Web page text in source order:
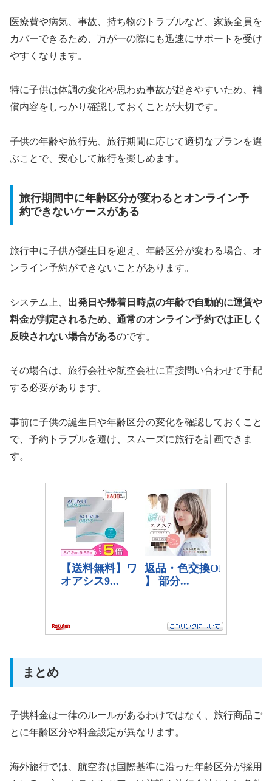
医療費や病気、事故、持ち物のトラブルなど、家族全員を
カバーできるため、万が一の際にも迅速にサポートを受け
やすくなります。
特に子供は体調の変化や思わぬ事故が起きやすいため、補
償内容をしっかり確認しておくことが大切です。
子供の年齢や旅行先、旅行期間に応じて適切なプランを選
ぶことで、安心して旅行を楽しめます。
旅行期間中に年齢区分が変わるとオンライン予
約できないケースがある
旅行中に子供が誕生日を迎え、年齢区分が変わる場合、オ
ンライン予約ができないことがあります。
システム上、 出発日や帰着日時点の年齢で自動的に運賃や
料金が判定されるため、通常のオンライン予約では正しく
反映されない場合があるのです。
その場合は、旅行会社や航空会社に直接問い合わせて手配
する必要があります。
事前に子供の誕生日や年齢区分の変化を確認しておくこと
で、予約トラブルを避け、スムーズに旅行を計画できま
す。
まとめ
子供料金は一律のルールがあるわけではなく、旅行商品ご
とに年齢区分や料金設定が異なります。
海外旅行では、航空券は国際基準に沿った年齢区分が採用